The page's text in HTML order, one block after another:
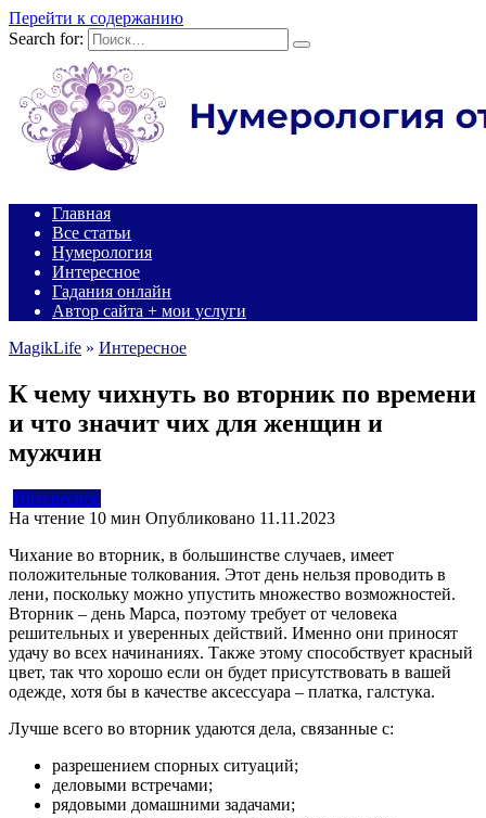
Перейти к содержанию
Search for:
Главная
Все статьи
Нумерология
Интересное
Гадания онлайн
Автор сайта + мои услуги
MagikLife » Интересное
К чему чихнуть во вторник по времени
и что значит чих для женщин и
мужчин
Интересное
На чтение 10 мин Опубликовано 11.11.2023
Чихание во вторник, в большинстве случаев, имеет
положительные толкования. Этот день нельзя проводить в
лени, поскольку можно упустить множество возможностей.
Вторник – день Марса, поэтому требует от человека
решительных и уверенных действий. Именно они приносят
удачу во всех начинаниях. Также этому способствует красный
цвет, так что хорошо если он будет присутствовать в вашей
одежде, хотя бы в качестве аксессуара – платка, галстука.
Лучше всего во вторник удаются дела, связанные с:
разрешением спорных ситуаций;
деловыми встречами;
рядовыми домашними задачами;